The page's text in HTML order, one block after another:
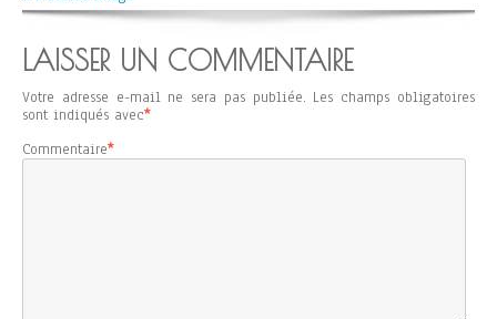
LAISSER UN COMMENTAIRE
Votre adresse e-mail ne sera pas publiée. Les champs obligatoires
sont indiqués avec*
Commentaire*